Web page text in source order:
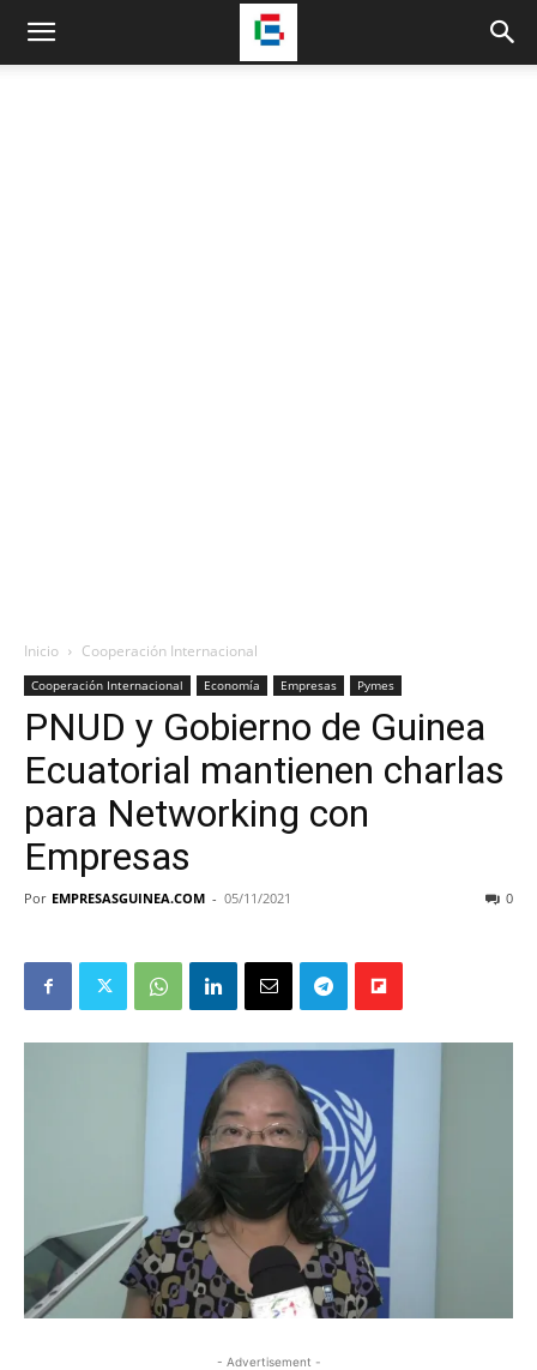
Inicio Cooperación Internacional
Cooperación Internacional Economía Empresas Pymes
PNUD y Gobierno de Guinea
Ecuatorial mantienen charlas
para Networking con
Empresas
Por EMPRESASGUINEA.COM - 05/11/2021 0
- Advertisement -